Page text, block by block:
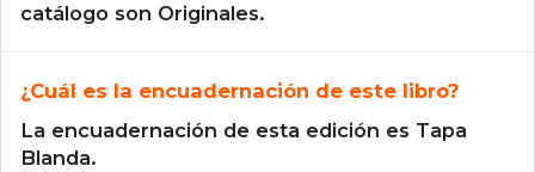
catálogo son Originales.
¿Cuál es la encuadernación de este libro?
La encuadernación de esta edición es Tapa
Blanda.